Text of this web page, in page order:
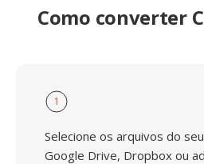
Como converter
1
Selecione os arquivos do
Google Drive, Dropbox ou